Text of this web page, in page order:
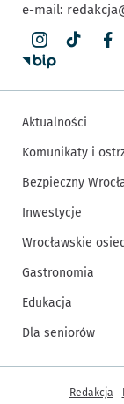
e-mail:
Aktualności
Komunikaty i
Bezpieczny
Inwestycje
Wrocławskie
Gastronomia
Edukacja
Dla seniorów
Inne
Redakcja